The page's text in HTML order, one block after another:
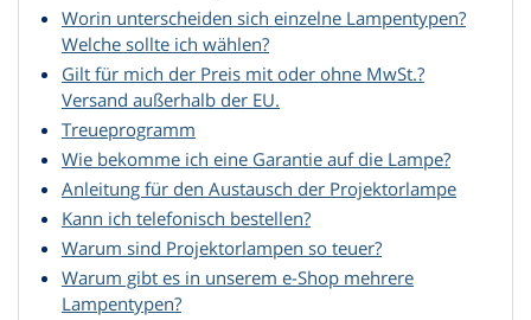
Worin unterscheiden sich einzelne Lampentypen?
Welche sollte ich wählen?
Gilt für mich der Preis mit oder ohne MwSt.?
Versand außerhalb der EU.
Treueprogramm
Wie bekomme ich eine Garantie auf die Lampe?
Anleitung für den Austausch der Projektorlampe
Kann ich telefonisch bestellen?
Warum sind Projektorlampen so teuer?
Warum gibt es in unserem e-Shop mehrere
Lampentypen?